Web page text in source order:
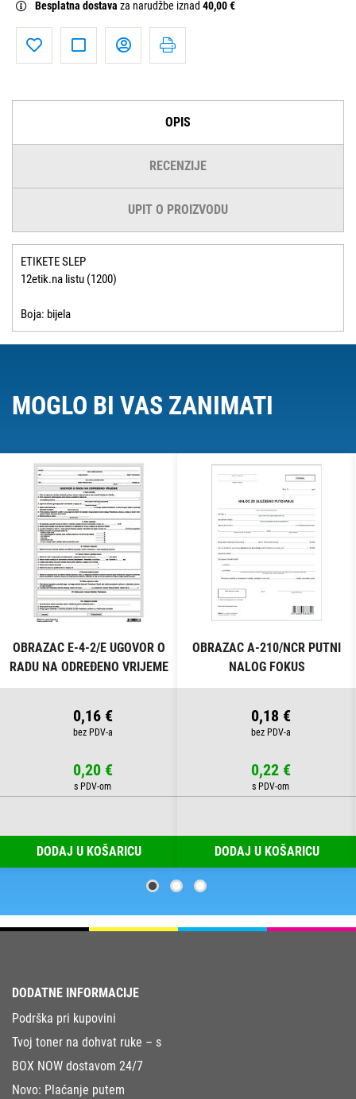
Besplatna dostava za narudžbe iznad 40,00 €
OPIS
RECENZIJE
UPIT O PROIZVODU
ETIKETE SLEP
12etik.na listu (1200)
Boja: bijela
MOGLO BI VAS ZANIMATI
OBRAZAC E-4-2/E UGOVOR O
RADU NA ODREĐENO VRIJEME
FOKUS
0,16 €
0,20 €
DODAJ U KOŠARICU
OBRAZAC A-210/NCR PUTNI
NALOG FOKUS
0,18 €
0,22 €
DODAJ U KOŠARICU
DODATNE INFORMACIJE
Podrška pri kupovini
Tvoj toner na dohvat ruke – s
BOX NOW dostavom 24/7
Novo: Plaćanje putem